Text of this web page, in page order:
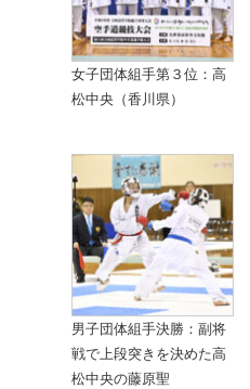
女子団体組手第３位：高
松中央（香川県）
男子団体組手決勝：副将
戦で上段突きを決めた高
松中央の藤原聖